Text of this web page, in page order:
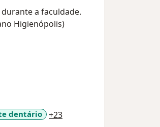
a faculdade.
Higienópolis)
sócia
hospital sírio
avançada na
dentário +23a11y_sr_more_diseases